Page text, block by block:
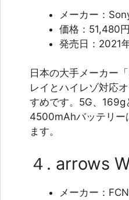
メーカー：
価格：51,480
発売日：2021
日本の大手メーカー
レイとハイレゾ対応
すめです。5G、
4500mAhバッテリー
ます。
４. arrows
メーカー：